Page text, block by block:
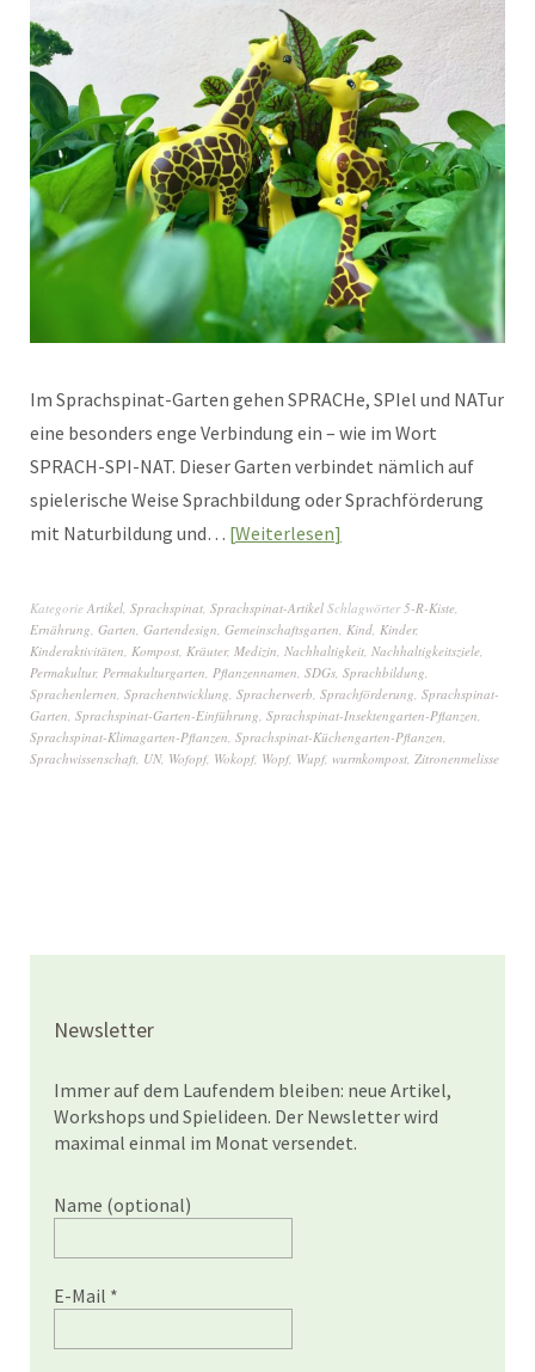
Im Sprachspinat-Garten gehen SPRACHe, SPIel und NATur
eine besonders enge Verbindung ein – wie im Wort
SPRACH-SPI-NAT. Dieser Garten verbindet nämlich auf
spielerische Weise Sprachbildung oder Sprachförderung
mit Naturbildung und… Weiterlesen
Kategorie Artikel Sprachspinat Sprachspinat-Artikel Schlagwörter 5-R-Kiste
Ernährung Garten Gartendesign Gemeinschaftsgarten Kind Kinder,
Kinderaktivitäten Kompost Kräuter, Medizin Nachhaltigkeit Nachhaltigkeitsziele
Permakultur, Permakulturgarten Pflanzennamen SDGs Sprachbildung
Sprachenlernen Sprachentwicklung Spracherwerb Sprachförderung Sprachspinat-
Garten Sprachspinat-Garten-Einführung Sprachspinat-Insektengarten-Pflanzen
Sprachspinat-Klimagarten-Pflanzen Sprachspinat-Küchengarten-Pflanzen
Sprachwissenschaft UN, Wofopf, Wokopf, Wopf, Wupf, wurmkompost Zitronenmelisse
Newsletter
Immer auf dem Laufendem bleiben: neue Artikel,
Workshops und Spielideen. Der Newsletter wird
maximal einmal im Monat versendet.
Name (optional)
E-Mail *